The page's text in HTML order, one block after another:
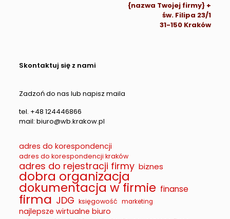
{nazwa Twojej firmy} +
św. Filipa 23/1
31-150 Kraków
Skontaktuj się z nami
Zadzoń do nas lub napisz maila
tel. +48 124446866
mail: biuro@wb.krakow.pl
adres do korespondencji
adres do korespondencji kraków
adres do rejestracji firmy biznes
dobra organizacja
dokumentacja w firmie finanse
firma JDG księgowość marketing
najlepsze wirtualne biuro